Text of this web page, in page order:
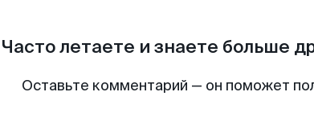
Часто летаете и знаете больше
Оставьте комментарий — он поможет